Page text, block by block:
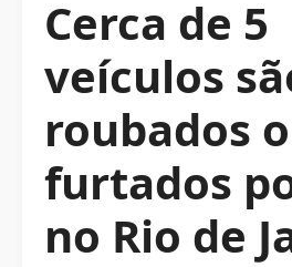
Cerca de 5
veículos
roubados
furtados
no Rio de